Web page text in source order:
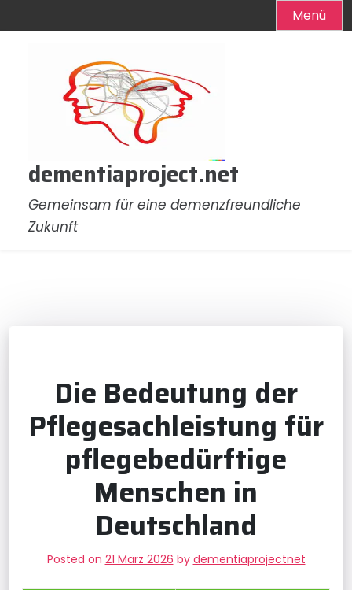
Menü
dementiaproject.net
Gemeinsam für eine demenzfreundliche
Zukunft
Die Bedeutung der
Pflegesachleistung für
pflegebedürftige
Menschen in
Deutschland
Posted on 21 März 2026 by dementiaprojectnet